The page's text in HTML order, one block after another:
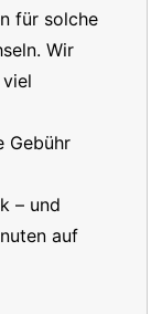
für solche
Wir
Gebühr
– und
auf